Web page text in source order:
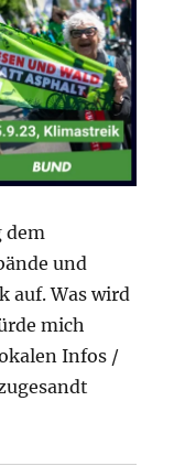
dem
und
auf. Was wird
mich
Infos /